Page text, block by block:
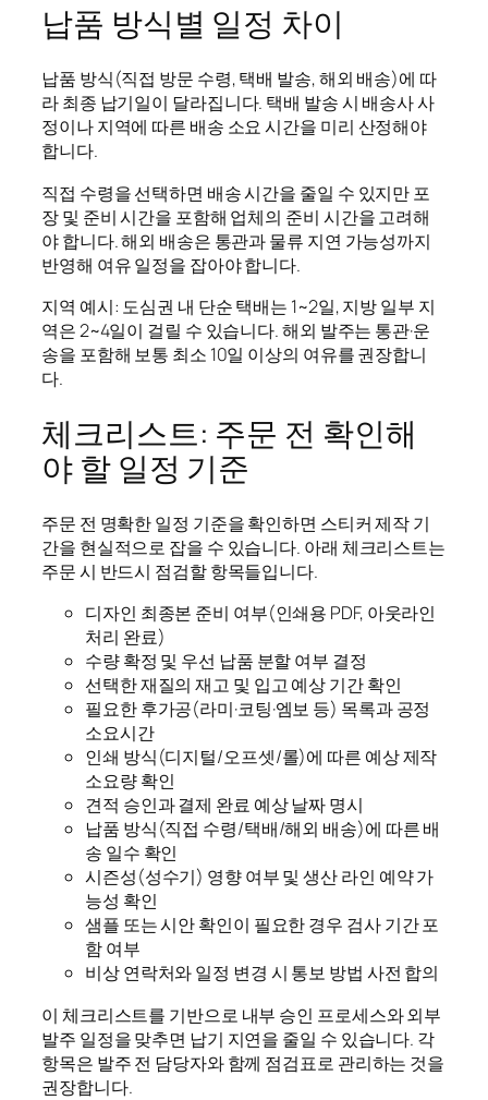
납품 방식별 일정 차이
납품 방식(직접 방문 수령, 택배 발송, 해외 배송)에 따
라 최종 납기일이 달라집니다. 택배 발송 시 배송사 사
정이나 지역에 따른 배송 소요 시간을 미리 산정해야
합니다.
직접 수령을 선택하면 배송 시간을 줄일 수 있지만 포
장 및 준비 시간을 포함해 업체의 준비 시간을 고려해
야 합니다. 해외 배송은 통관과 물류 지연 가능성까지
반영해 여유 일정을 잡아야 합니다.
지역 예시: 도심권 내 단순 택배는 1~2일, 지방 일부 지
역은 2~4일이 걸릴 수 있습니다. 해외 발주는 통관·운
송을 포함해 보통 최소 10일 이상의 여유를 권장합니
다.
체크리스트: 주문 전 확인해
야 할 일정 기준
주문 전 명확한 일정 기준을 확인하면 스티커 제작 기
간을 현실적으로 잡을 수 있습니다. 아래 체크리스트는
주문 시 반드시 점검할 항목들입니다.
디자인 최종본 준비 여부(인쇄용 PDF, 아웃라인
처리 완료)
수량 확정 및 우선 납품 분할 여부 결정
선택한 재질의 재고 및 입고 예상 기간 확인
필요한 후가공(라미·코팅·엠보 등) 목록과 공정
소요시간
인쇄 방식(디지털/오프셋/롤)에 따른 예상 제작
소요량 확인
견적 승인과 결제 완료 예상 날짜 명시
납품 방식(직접 수령/택배/해외 배송)에 따른 배
송 일수 확인
시즌성(성수기) 영향 여부 및 생산 라인 예약 가
능성 확인
샘플 또는 시안 확인이 필요한 경우 검사 기간 포
함 여부
비상 연락처와 일정 변경 시 통보 방법 사전 합의
이 체크리스트를 기반으로 내부 승인 프로세스와 외부
발주 일정을 맞추면 납기 지연을 줄일 수 있습니다. 각
항목은 발주 전 담당자와 함께 점검표로 관리하는 것을
권장합니다.